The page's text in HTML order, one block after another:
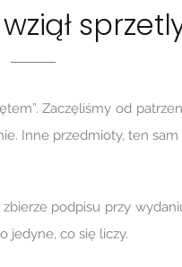
Zaczęliśmy od
Inne przedmioty, ten
podpisu przy
jedyne, co się liczy.